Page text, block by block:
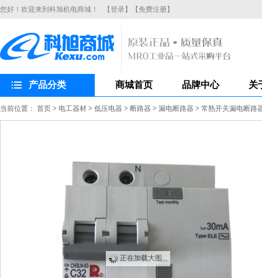
您好！欢迎来到科旭机电商城！ 【登录】 【免费注册】
产品分类 商城首页 品牌中心 关
当前位置： 首页 > 电工器材 > 低压电器 > 断路器 > 漏电断路器 > 常熟开关漏电断路
正在加载大图...